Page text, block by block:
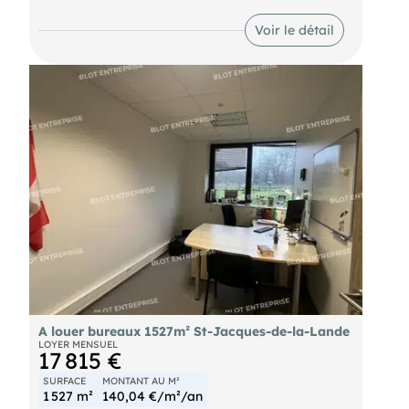
rocade et aux 4 voies, facilitant vos déplacements
professionnels. Bâtiment construit en 2014. 50
places de parkings 2 roues. Les salles de réunions
situées en RDC seront mutualisées. Points forts :
108 parkings aériens. Les informations sur les
auxquels ces biens sont exposés, sont disponibles
sur le site
Voir le détail
A louer bureaux 1527m² St-Jacques-de-la-Lande
LOYER MENSUEL
17 815 €
SURFACE
1 527 m²
MONTANT AU M²
140,04 €/m²/an